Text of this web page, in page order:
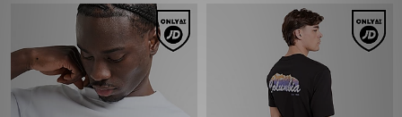
Lataa JD-sovellus
Minun JD